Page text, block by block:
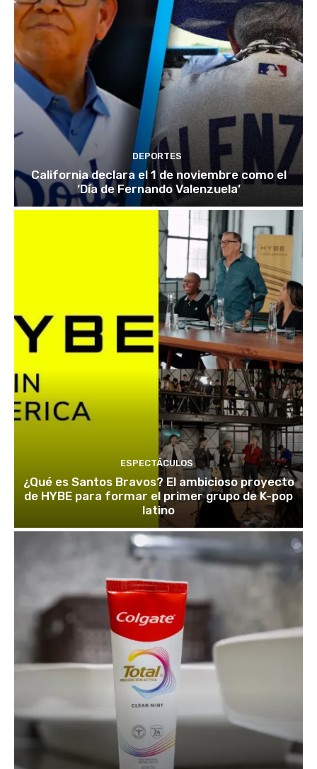
DEPORTES
California declara el 1 de noviembre como el
‘Día de Fernando Valenzuela’
ESPECTÁCULOS
¿Qué es Santos Bravos? El ambicioso proyecto
de HYBE para formar el primer grupo de K-pop
latino